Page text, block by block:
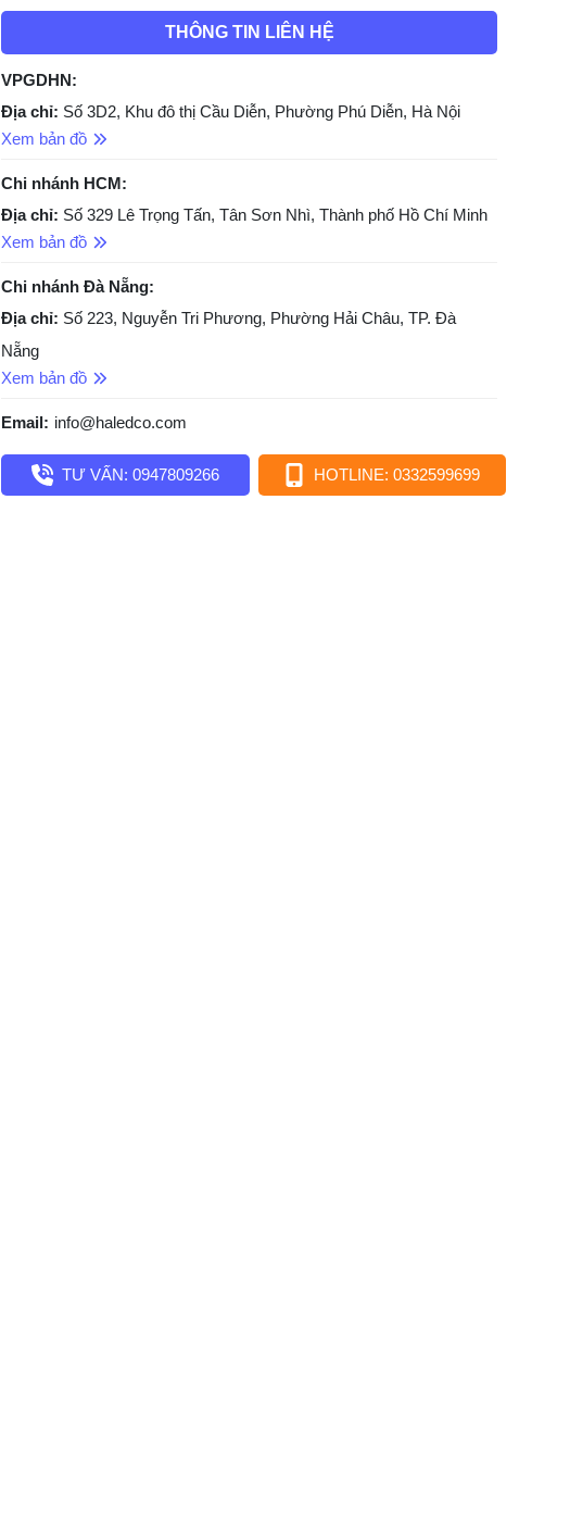
THÔNG TIN LIÊN HỆ
VPGDHN:
Địa chỉ: Số 3D2, Khu đô thị Cầu Diễn, Phường Phú Diễn, Hà Nội
Xem bản đồ
Chi nhánh HCM:
Địa chỉ: Số 329 Lê Trọng Tấn, Tân Sơn Nhì, Thành phố Hồ Chí Minh
Xem bản đồ
Chi nhánh Đà Nẵng:
Địa chỉ: Số 223, Nguyễn Tri Phương, Phường Hải Châu, TP. Đà
Nẵng
Xem bản đồ
Email: info@haledco.com
TƯ VẤN: 0947809266 HOTLINE: 0332599699